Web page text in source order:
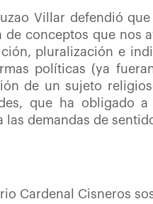
Villar defendió
conceptos que nos
pluralización e
políticas (ya
de un sujeto
que ha obligado
demandas de
Cardenal Cisneros